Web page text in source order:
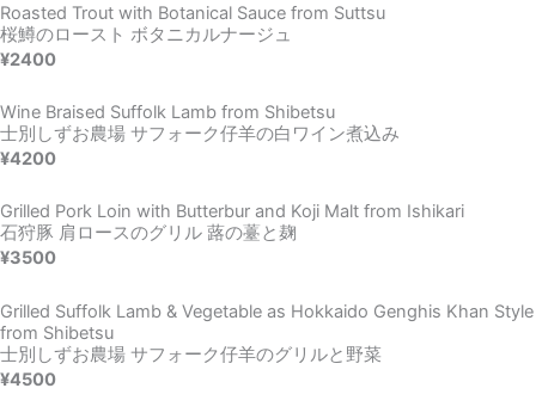
Roasted Trout with Botanical Sauce from Suttsu
桜鱒のロースト ボタニカルナージュ
¥2400
Wine Braised Suffolk Lamb from Shibetsu
士別しずお農場 サフォーク仔羊の白ワイン煮込み
¥4200
Grilled Pork Loin with Butterbur and Koji Malt from Ishikari​
石狩豚 肩ロースのグリル 蕗の薹と麹
¥3500
Grilled Suffolk Lamb & Vegetable as Hokkaido Genghis Khan Style
from Shibetsu​
士別しずお農場 サフォーク仔羊のグリルと野菜
¥4500